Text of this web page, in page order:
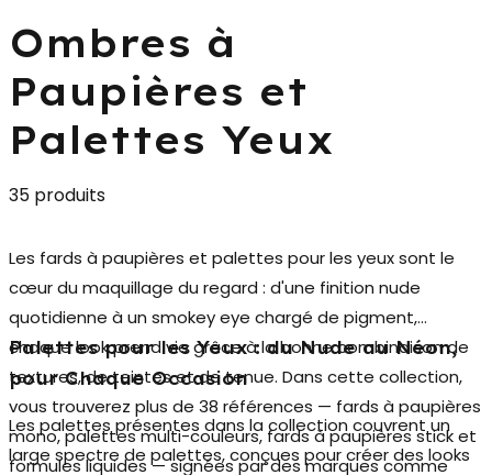
Ombres à
Paupières et
Palettes Yeux
35 produits
Les fards à paupières et palettes pour les yeuxsont le
cœur du maquillage du regard : d'une finition nude
quotidienne à un smokey eye chargé de pigment,
chaque look prend vie grâce à la bonne combinaison de
textures, de teintes et de tenue. Dans cette collection,
vous trouverez plus de 38 références — fards à paupières
mono, palettes multi-couleurs, fards à paupières stick et
formules liquides— signées par des marques comme
Palettes pour les Yeux : du Nude au Néon,
pour Chaque Occasion
Les palettes présentes dans la collection couvrent un
large spectre de palettes, conçues pour créer des looks